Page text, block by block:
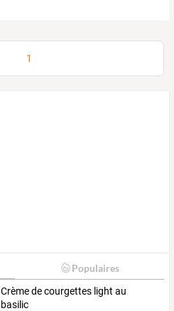
1
Populaires
Crème de courgettes light au
basilic